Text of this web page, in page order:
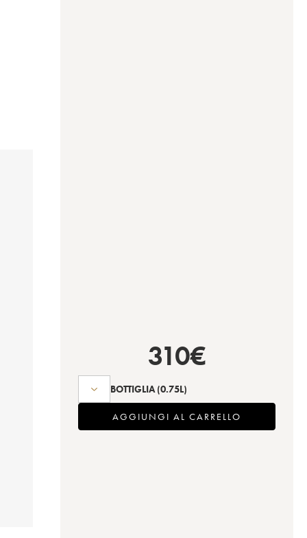
310€
BOTTIGLIA (0.75L)
AGGIUNGI AL CARRELLO